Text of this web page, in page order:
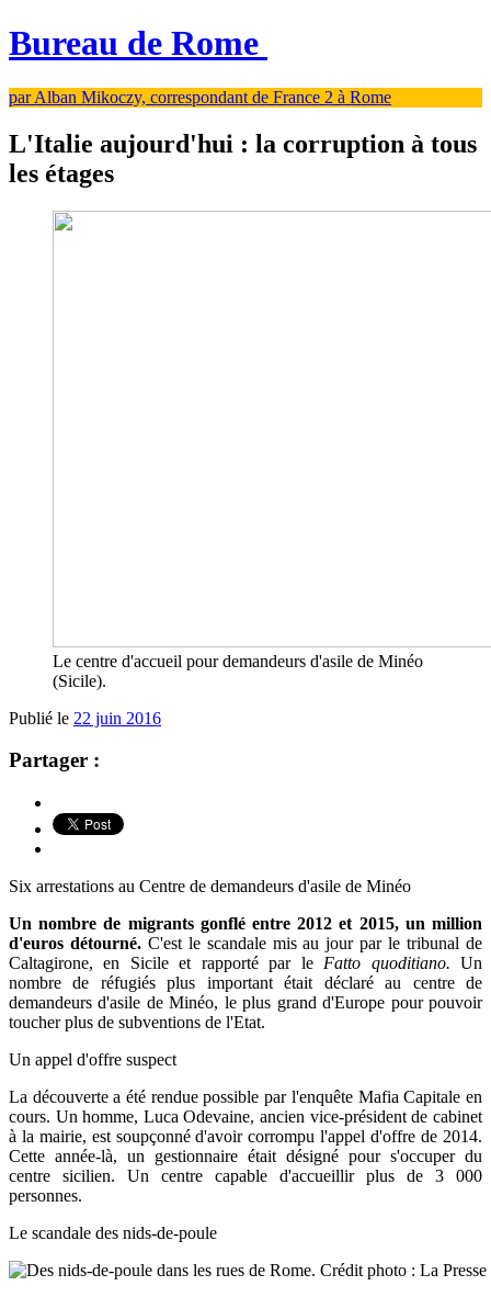
Bureau de Rome
par Alban Mikoczy, correspondant de France 2 à Rome
L'Italie aujourd'hui : la corruption à tous
les étages
Le centre d'accueil pour demandeurs d'asile de Minéo
(Sicile).
Publié le 22 juin 2016
Partager :
Six arrestations au Centre de demandeurs d'asile de Minéo
Un nombre de migrants gonflé entre 2012 et 2015, un million
d'euros détourné.C'est le scandale mis au jour par le tribunal de
Caltagirone, en Sicile et rapporté par leFatto quoditiano. Un
nombre de réfugiés plus important était déclaré au centre de
demandeurs d'asile de Minéo, le plus grand d'Europe pour pouvoir
toucher plus de subventions de l'Etat.
Un appel d'offre suspect
La découverte a été rendue possible par l'enquête Mafia Capitale en
cours. Un homme, Luca Odevaine, ancien vice-président de cabinet
à la mairie, est soupçonné d'avoir corrompu l'appel d'offre de 2014.
Cette année-là, un gestionnaire était désigné pour s'occuper du
centre sicilien. Un centre capable d'accueillir plus de 3 000
personnes.
Le scandale des nids-de-poule